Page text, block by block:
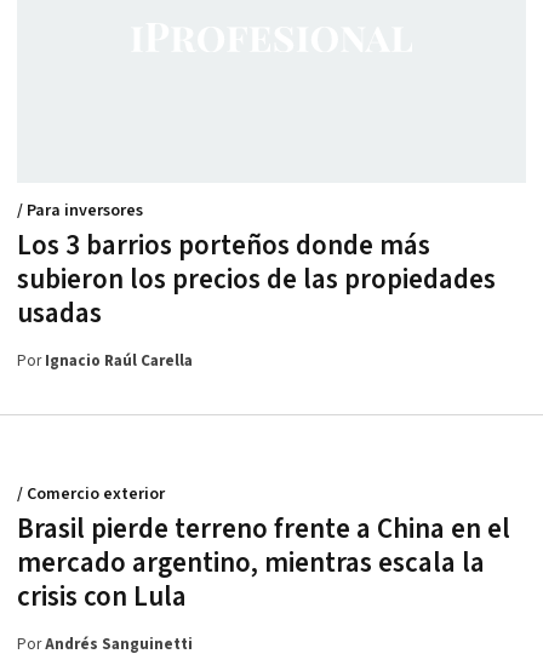
Los 3 barrios porteños donde más
subieron los precios de las propiedades
usadas
/ Para inversores
PorIgnacio Raúl Carella
Brasil pierde terreno frente a China en el
mercado argentino, mientras escala la
crisis con Lula
/ Comercio exterior
PorAndrés Sanguinetti